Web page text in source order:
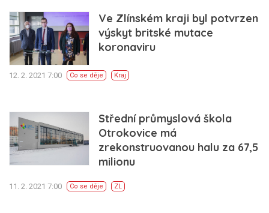
Ve Zlínském kraji byl potvrzen
výskyt britské mutace
koronaviru
12. 2. 2021 7:00 Co se děje Kraj
Střední průmyslová škola
Otrokovice má
zrekonstruovanou halu za 67,5
milionu
11. 2. 2021 7:00 Co se děje ZL